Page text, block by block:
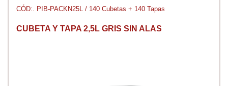
CÓD:. PIB-PACKN25L / 140 Cubetas + 140 Tapas
CUBETA Y TAPA 2,5L GRIS SIN ALAS